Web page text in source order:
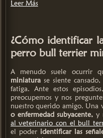
Leer Más
¿Cómo identificar
perro bull terrier
A menudo suele ocurrir
miniaturase siente
fatiga. Ante estos
preocupemos y nos
nuestro querido amigo. Una
o enfermedad subyacente, y
al veterinario con el bull
el poder identificar las